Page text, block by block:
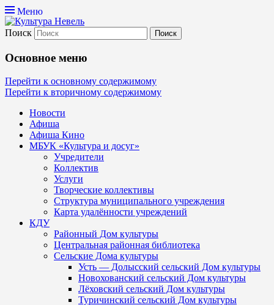
Меню
Культура Невель
МБУК Невельского района "Культура
и досуг"
Поиск
Основное меню
Перейти к основному содержимому
Перейти к вторичному содержимому
Новости
Афиша
Афиша Кино
МБУК «Культура и досуг»
Учредители
Коллектив
Услуги
Творческие коллективы
Структура муниципального учреждения
Карта удалённости учреждений
КДУ
Районный Дом культуры
Центральная районная библиотека
Сельские Дома культуры
Усть — Долысский сельский Дом культуры
Новохованский сельский Дом культуры
Лёховский сельский Дом культуры
Туричинский сельский Дом культуры